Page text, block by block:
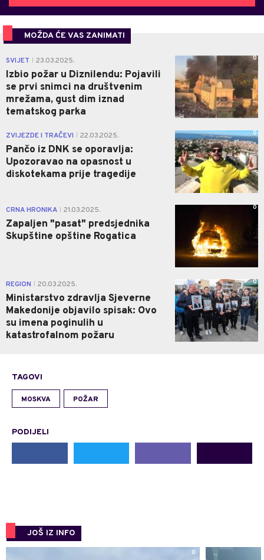
MOŽDA ĆE VAS ZANIMATI
SVIJET 23.03.2025.
Izbio požar u Diznilendu: Pojavili
se prvi snimci na društvenim
mrežama, gust dim iznad
tematskog parka
0
ZVIJEZDE I TRAČEVI 22.03.2025.
Pančo iz DNK se oporavlja:
Upozoravao na opasnost u
diskotekama prije tragedije
0
CRNA HRONIKA 21.03.2025.
Zapaljen "pasat" predsjednika
Skupštine opštine Rogatica
0
REGION 20.03.2025.
Ministarstvo zdravlja Sjeverne
Makedonije objavilo spisak: Ovo
su imena poginulih u
katastrofalnom požaru
0
TAGOVI
MOSKVA POŽAR
PODIJELI
JOŠ IZ INFO
0